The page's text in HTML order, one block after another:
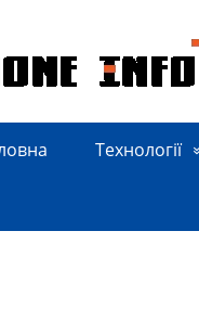
Технології